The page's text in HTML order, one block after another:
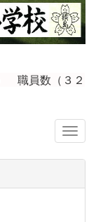
職員数（３２